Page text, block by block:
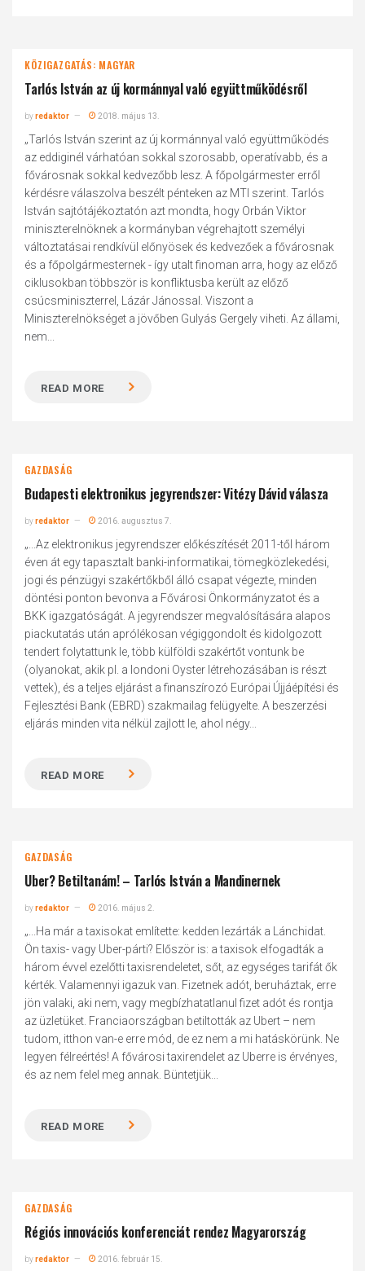
KÖZIGAZGATÁS: MAGYAR
Tarlós István az új kormánnyal való együttműködésről
byredaktor 2018. május 13.
„Tarlós István szerint az új kormánnyal való együttműködés
az eddiginél várhatóan sokkal szorosabb, operatívabb, és a
fővárosnak sokkal kedvezőbb lesz. A főpolgármester erről
kérdésre válaszolva beszélt pénteken az MTI szerint. Tarlós
István sajtótájékoztatón azt mondta, hogy Orbán Viktor
miniszterelnöknek a kormányban végrehajtott személyi
változtatásai rendkívül előnyösek és kedvezőek a fővárosnak
és a főpolgármesternek - így utalt finoman arra, hogy az előző
ciklusokban többször is konfliktusba került az előző
csúcsminiszterrel, Lázár Jánossal. Viszont a
Miniszterelnökséget a jövőben Gulyás Gergely viheti. Az állami,
nem...
READ MORE
GAZDASÁG
Budapesti elektronikus jegyrendszer: Vitézy Dávid válasza
byredaktor 2016. augusztus 7.
„...Az elektronikus jegyrendszer előkészítését 2011-től három
éven át egy tapasztalt banki-informatikai, tömegközlekedési,
jogi és pénzügyi szakértőkből álló csapat végezte, minden
döntési ponton bevonva a Fővárosi Önkormányzatot és a
BKK igazgatóságát. A jegyrendszer megvalósítására alapos
piackutatás után aprólékosan végiggondolt és kidolgozott
tendert folytattunk le, több külföldi szakértőt vontunk be
(olyanokat, akik pl. a londoni Oyster létrehozásában is részt
vettek), és a teljes eljárást a finanszírozó Európai Újjáépítési és
Fejlesztési Bank (EBRD) szakmailag felügyelte. A beszerzési
eljárás minden vita nélkül zajlott le, ahol négy...
READ MORE
GAZDASÁG
Uber? Betiltanám! – Tarlós István a Mandinernek
byredaktor 2016. május 2.
„...Ha már a taxisokat említette: kedden lezárták a Lánchidat.
Ön taxis- vagy Uber-párti? Először is: a taxisok elfogadták a
három évvel ezelőtti taxisrendeletet, sőt, az egységes tarifát ők
kérték. Valamennyi igazuk van. Fizetnek adót, beruháztak, erre
jön valaki, aki nem, vagy megbízhatatlanul fizet adót és rontja
az üzletüket. Franciaországban betiltották az Ubert – nem
tudom, itthon van-e erre mód, de ez nem a mi hatáskörünk. Ne
legyen félreértés! A fővárosi taxirendelet az Uberre is érvényes,
és az nem felel meg annak. Büntetjük...
READ MORE
GAZDASÁG
Régiós innovációs konferenciát rendez Magyarország
byredaktor 2016. február 15.